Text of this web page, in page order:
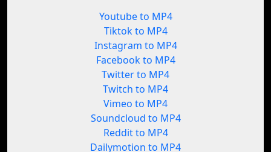
Youtube to MP4
Tiktok to MP4
Instagram to MP4
Facebook to MP4
Twitter to MP4
Twitch to MP4
Vimeo to MP4
Soundcloud to MP4
Reddit to MP4
Dailymotion to MP4